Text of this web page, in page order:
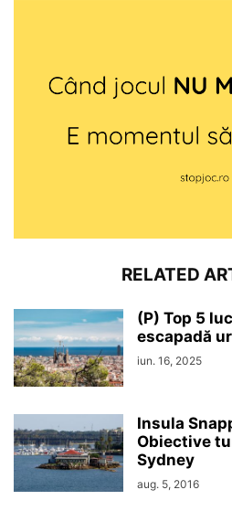
RELATED
(P) Top 5
escapadă
iun. 16, 2025
Insula
Obiective
Sydney
aug. 5, 2016